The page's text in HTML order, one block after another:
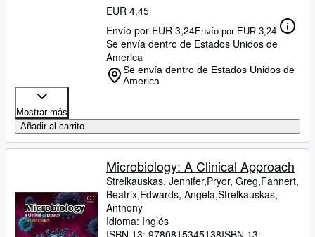
EUR 4,45
Envío por EUR 3,24Envío por EUR 3,24
Se envía dentro de Estados Unidos de
America
Se envía dentro de Estados Unidos de
America
Mostrar más
Añadir al carrito
Microbiology: A Clinical Approach
Strelkauskas, Jennifer,Pryor, Greg,Fahnert,
Beatrix,Edwards, Angela,Strelkauskas,
Anthony
Idioma: Inglés
ISBN 13: 9780815345138ISBN 13: